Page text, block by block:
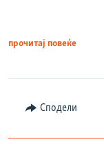
прочитај повеќе
Сподели